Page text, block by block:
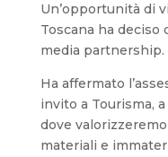
Un’opportunità di
Toscana ha deciso
media partnership.
Ha affermato
invito a Tourisma,
dove
materiali e